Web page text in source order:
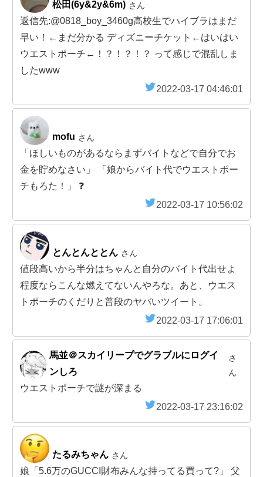
松田(6y&2y&6m) さん
返信先:@0818_boy_3460g高校生でハイブラはまだ
早い！←まだ分かる ディズニーチケット←はいはい
ウエストポーチ←！？！？！？ って感じで混乱しま
したwww
2022-03-17 04:46:01
mofu さん
「ほしいものがあるならまずバイトなどで自分でお
金を貯めなさい」 「娘からバイト代でウエストポー
チもろた！」 ❓
2022-03-17 10:56:02
とんとんととん さん
値段高いから半分はちゃんと自分のバイト代出せよ
程度ならこんな燃えてないんやろな。あと、ウエス
トポーチのくだりと普段のヤバいツイート。
2022-03-17 17:06:01
馬並＠スカイリープでグラブルにログイ
ンしろ
さ
ん
ウエストポーチで謎が深まる
2022-03-17 23:16:02
たるみちゃん さん
娘「5.6万のGUCCI財布みんな持ってる買って?」 父